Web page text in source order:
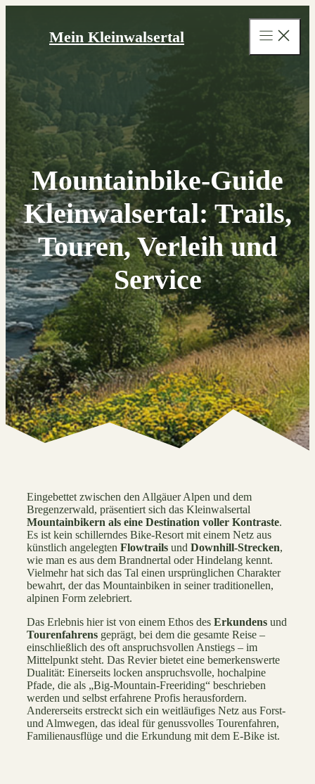
Mein Kleinwalsertal
Mountainbike-Guide
Kleinwalsertal: Trails,
Touren, Verleih und
Service
Eingebettet zwischen den Allgäuer Alpen und dem
Bregenzerwald, präsentiert sich das Kleinwalsertal
Mountainbikern als eine Destination voller Kontraste.
Es ist kein schillerndes Bike-Resort mit einem Netz aus
künstlich angelegten Flowtrails und Downhill-Strecken,
wie man es aus dem Brandnertal oder Hindelang kennt.
Vielmehr hat sich das Tal einen ursprünglichen Charakter
bewahrt, der das Mountainbiken in seiner traditionellen,
alpinen Form zelebriert.
Das Erlebnis hier ist von einem Ethos des Erkundens und
Tourenfahrens geprägt, bei dem die gesamte Reise –
einschließlich des oft anspruchsvollen Anstiegs – im
Mittelpunkt steht. Das Revier bietet eine bemerkenswerte
Dualität: Einerseits locken anspruchsvolle, hochalpine
Pfade, die als „Big-Mountain-Freeriding“ beschrieben
werden und selbst erfahrene Profis herausfordern.
Andererseits erstreckt sich ein weitläufiges Netz aus Forst-
und Almwegen, das ideal für genussvolles Tourenfahren,
Familienausflüge und die Erkundung mit dem E-Bike ist.